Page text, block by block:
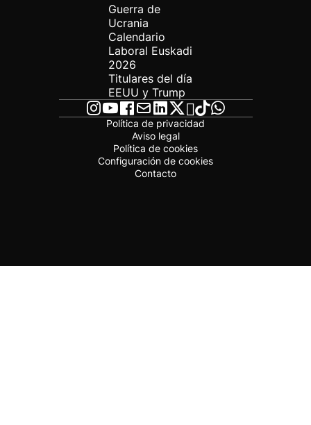
Guerra de
Ucrania
Calendario
Laboral Euskadi
2026
Titulares del día
EEUU y Trump
Política de privacidad
Aviso legal
Política de cookies
Configuración de cookies
Contacto